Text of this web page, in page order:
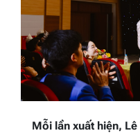
Mỗi lần xuất hiện,